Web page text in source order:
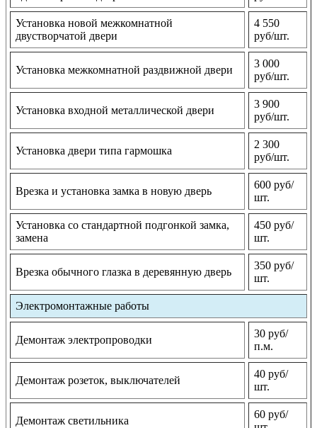
Установка новой межкомнатной
двустворчатой двери
4 550
руб/шт.
Установка межкомнатной раздвижной двери
3 000
руб/шт.
Установка входной металлической двери
3 900
руб/шт.
Установка двери типа гармошка
2 300
руб/шт.
Врезка и установка замка в новую дверь
600 руб/
шт.
Установка со стандартной подгонкой замка,
замена
450 руб/
шт.
Врезка обычного глазка в деревянную дверь
350 руб/
шт.
Электромонтажные работы
Демонтаж электропроводки
30 руб/
п.м.
Демонтаж розеток, выключателей
40 руб/
шт.
Демонтаж светильника
60 руб/